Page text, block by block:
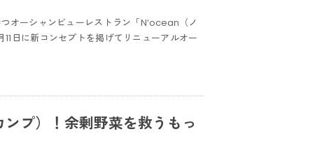
オーシャンビューレストラン「N‘ocean（ノ
日に新コンセプトを掲げてリニューアルオー
プ）！余剰野菜を救うもっ